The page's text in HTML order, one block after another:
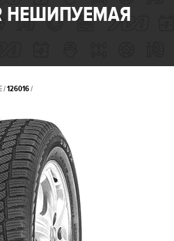
НЕШИПУЕМАЯ
126016